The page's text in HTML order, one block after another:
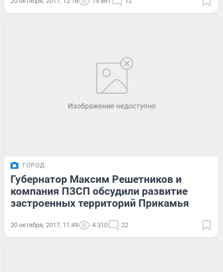
ГОРОД
Губернатор Максим Решетников и
компания ПЗСП обсудили развитие
застроенных территорий Прикамья
20 октября, 2017, 11:49 4 310 22